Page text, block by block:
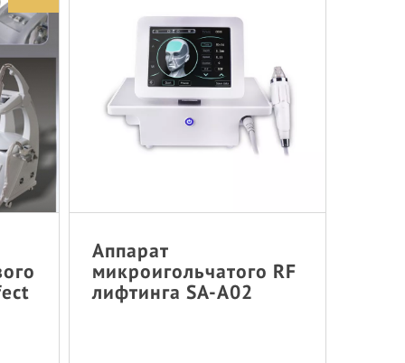
Аппарат
микроигольчатого RF
лифтинга SA-A02